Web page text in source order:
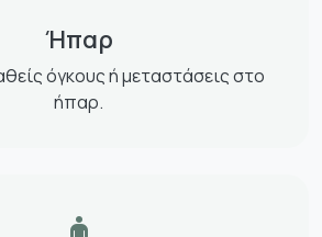
Ήπαρ
όγκους ή μεταστάσεις στο
ήπαρ.